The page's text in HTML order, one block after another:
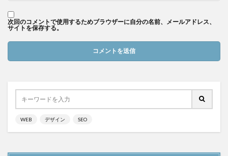
次回のコメントで使用するためブラウザーに自分の名前、メールアドレス、
サイトを保存する。
WEB デザイン SEO